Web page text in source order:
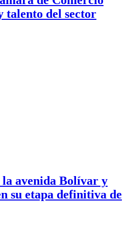
talento del sector
avenida Bolívar y
su etapa definitiva de